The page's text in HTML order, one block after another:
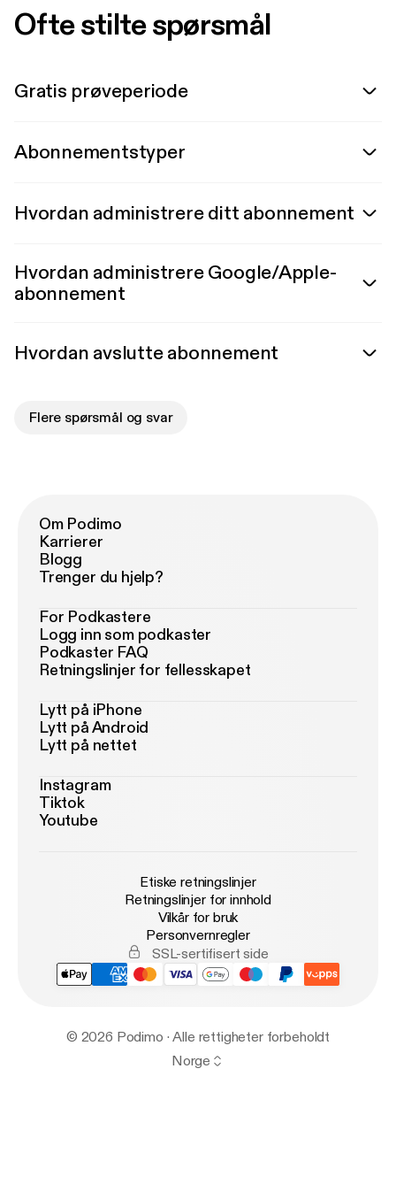
Ofte stilte spørsmål
Gratis prøveperiode
Abonnementstyper
Hvordan administrere ditt abonnement
Hvordan administrere Google/Apple-
abonnement
Hvordan avslutte abonnement
Flere spørsmål og svar
Om Podimo
Karrierer
Blogg
Trenger du hjelp?
For Podkastere
Logg inn som podkaster
Podkaster FAQ
Retningslinjer for fellesskapet
Lytt på iPhone
Lytt på Android
Lytt på nettet
Instagram
Tiktok
Youtube
Etiske retningslinjer
Retningslinjer for innhold
Vilkår for bruk
Personvernregler
SSL-sertifisert side
© 2026 Podimo · Alle rettigheter forbeholdt
Norge